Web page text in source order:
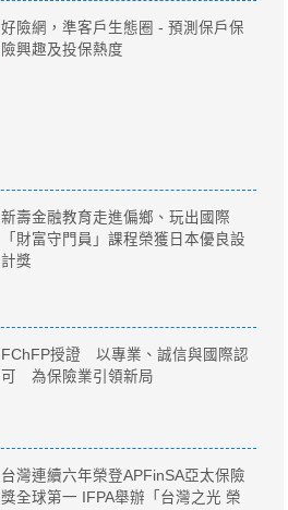
好險網，準客戶生態圈 - 預測保戶保
險興趣及投保熱度
新壽金融教育走進偏鄉、玩出國際
「財富守門員」課程榮獲日本優良設
計獎
FChFP授證 以專業、誠信與國際認
可 為保險業引領新局
台灣連續六年榮登APFinSA亞太保險
獎全球第一 IFPA舉辦「台灣之光 榮